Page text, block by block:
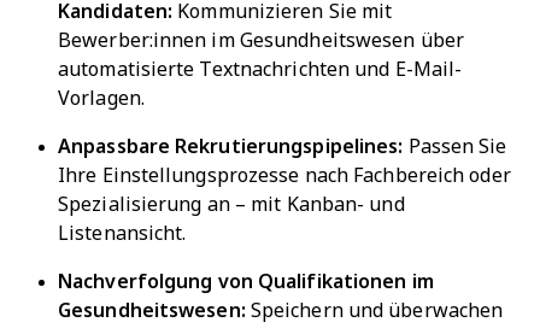
Kandidaten: Kommunizieren Sie mit
Bewerber:innen im Gesundheitswesen über
automatisierte Textnachrichten und E-Mail-
Vorlagen.
Anpassbare Rekrutierungspipelines: Passen Sie
Ihre Einstellungsprozesse nach Fachbereich oder
Spezialisierung an – mit Kanban- und
Listenansicht.
Nachverfolgung von Qualifikationen im
Gesundheitswesen: Speichern und überwachen